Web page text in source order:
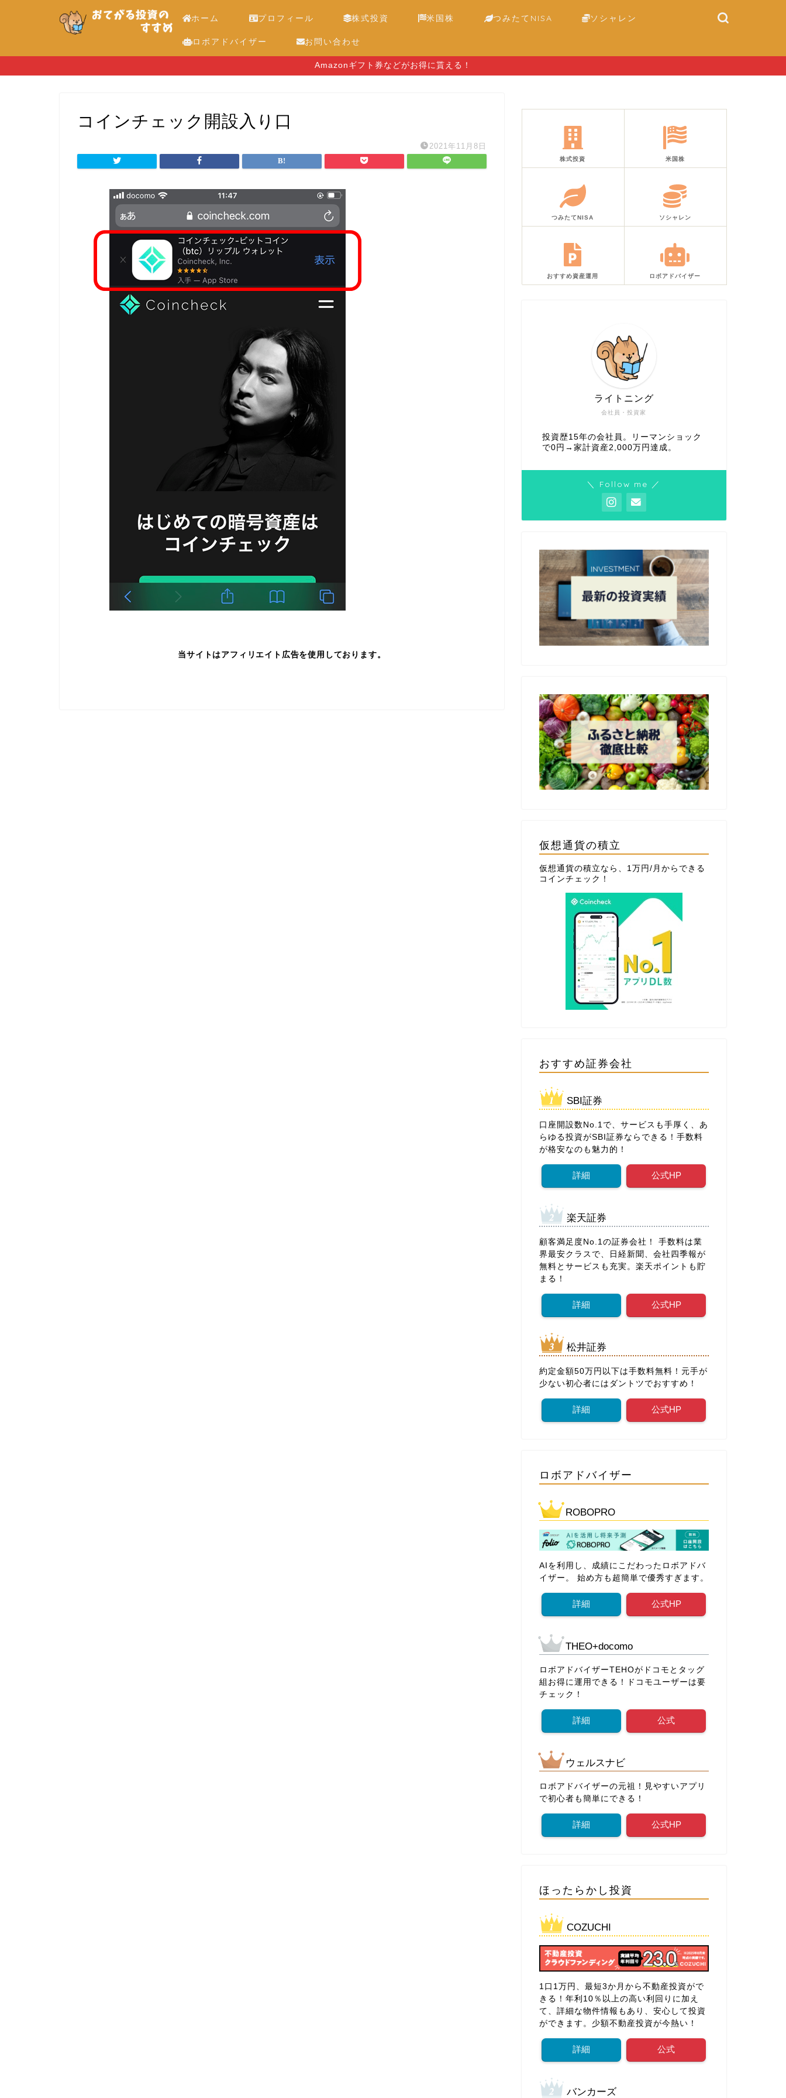
ホーム プロフィール 株式投資 米国株 つみたてNISA ソシャレン
ロボアドバイザー お問い合わせ
Amazonギフト券などがお得に貰える！
コインチェック開設入り口
2021年11月8日
当サイトはアフィリエイト広告を使用しております。
株式投資 米国株
つみたてNISA ソシャレン
おすすめ資産運用 ロボアドバイザー
会社員・投資家
ライトニング
投資歴15年の会社員。リーマンショック
で0円→家計資産2,000万円達成。
＼ Follow me ／
仮想通貨の積立
仮想通貨の積立なら、1万円/月からできる
コインチェック ！
おすすめ証券会社
SBI証券
口座開設数No.1で、サービスも手厚く、あ
らゆる投資がSBI証券ならできる！手数料
が格安なのも魅力的！
詳細 公式HP
楽天証券
顧客満足度No.1の証券会社！ 手数料は業
界最安クラスで、日経新聞、会社四季報が
無料とサービスも充実。楽天ポイントも貯
まる！
詳細 公式HP
松井証券
約定金額50万円以下は手数料無料！元手が
少ない初心者にはダントツでおすすめ！
詳細 公式HP
ロボアドバイザー
ROBOPRO
AIを利用し、成績にこだわったロボアドバ
イザー。 始め方も超簡単で優秀すぎます。
詳細 公式HP
THEO+docomo
ロボアドバイザーTEHOがドコモとタッグ
組お得に運用できる！ドコモユーザーは要
チェック！
詳細 公式
ウェルスナビ
ロボアドバイザーの元祖！見やすいアプリ
で初心者も簡単にできる！
詳細 公式HP
ほったらかし投資
COZUCHI
1口1万円、最短3か月から不動産投資がで
きる！年利10％以上の高い利回りに加え
て、詳細な物件情報もあり、安心して投資
ができます。少額不動産投資が今熱い！
詳細 公式
バンカーズ